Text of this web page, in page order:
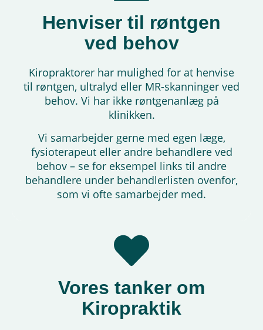
Henviser til røntgen
ved behov
Kiropraktorer har mulighed for at henvise
til røntgen, ultralyd eller MR-skanninger ved
behov. Vi har ikke røntgenanlæg på
klinikken.
Vi samarbejder gerne med egen læge,
fysioterapeut eller andre behandlere ved
behov – se for eksempel links til andre
behandlere under behandlerlisten ovenfor,
som vi ofte samarbejder med.
Vores tanker om
Kiropraktik